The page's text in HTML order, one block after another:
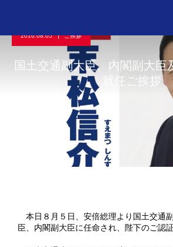
2016.08.05 ご挨拶
国土交通副大臣、内閣副大臣
就任ご挨拶
本日８月５日、安倍総理より国土交通
臣、内閣副大臣に任命され、陛下のご認